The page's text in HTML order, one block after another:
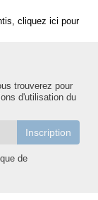
cliquez ici pour
trouverez pour
d'utilisation du
de